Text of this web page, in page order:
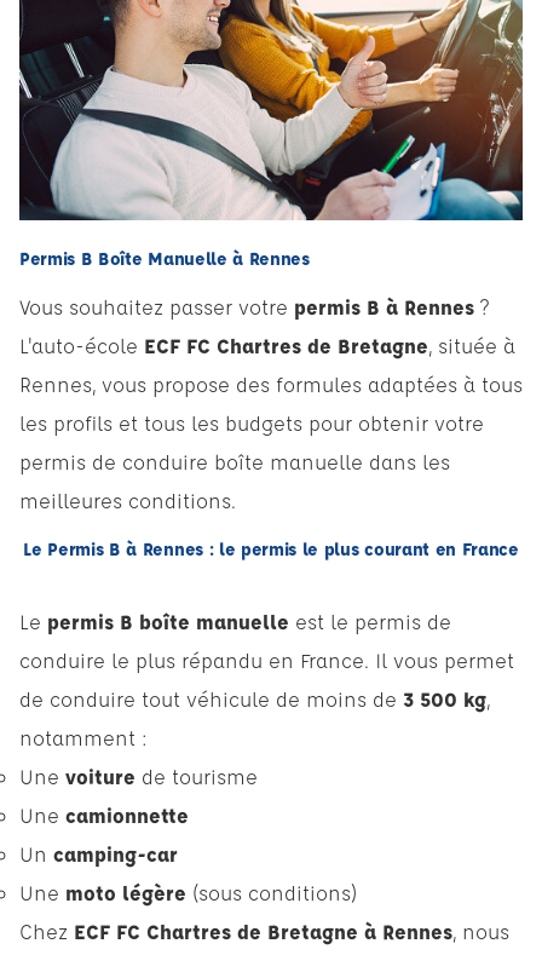
Permis B Boîte Manuelle à Rennes
Vous souhaitez passer votre permis B à Rennes ?
L'auto-école ECF FC Chartres de Bretagne, située à
Rennes, vous propose des formules adaptées à tous
les profils et tous les budgets pour obtenir votre
permis de conduire boîte manuelle dans les
meilleures conditions.
Le Permis B à Rennes : le permis le plus courant en France
Le permis B boîte manuelle est le permis de
conduire le plus répandu en France. Il vous permet
de conduire tout véhicule de moins de 3 500 kg,
notamment :
Une voiture de tourisme
Une camionnette
Un camping-car
Une moto légère (sous conditions)
Chez ECF FC Chartres de Bretagne à Rennes, nous